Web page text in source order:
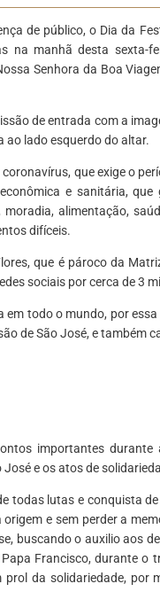
de público, o Dia da
na manhã desta sexta-
Senhora da Boa
de entrada com a
ao lado esquerdo do altar.
que exige o
e sanitária,
alimentação,
difíceis.
que é pároco da
sociais por cerca de 3
em todo o mundo, por
de São José, e também
importantes
e os atos de
todas lutas e conquista
e sem perder a
buscando o auxilio aos
Francisco, durante o
da solidariedade, por